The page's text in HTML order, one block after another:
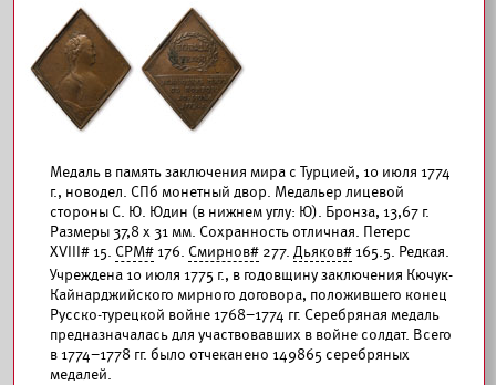
Медаль в память заключения мира с Турцией, 10 июля 1774
г., новодел. СПб монетный двор. Медальер лицевой
стороны С. Ю. Юдин (в нижнем углу: Ю). Бронза, 13,67 г.
Размеры 37,8 х 31 мм. Сохранность отличная. Петерс
XVIII# 15. СРМ# 176. Смирнов# 277. Дьяков# 165.5. Редкая.
Учреждена 10 июля 1775 г., в годовщину заключения Кючук-
Кайнарджийского мирного договора, положившего конец
Русско-турецкой войне 1768–1774 гг. Серебряная медаль
предназначалась для участвовавших в войне солдат. Всего
в 1774–1778 гг. было отчеканено 149865 серебряных
медалей.